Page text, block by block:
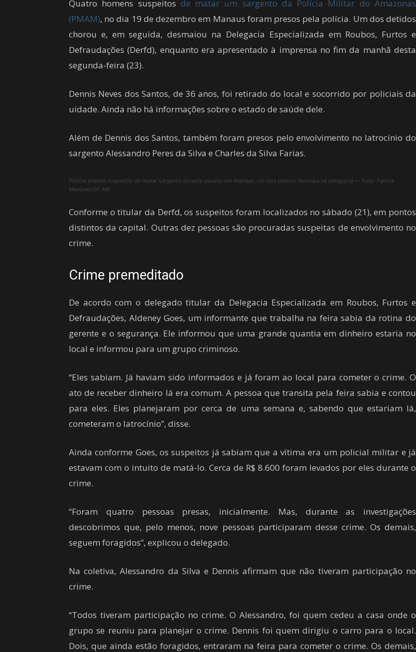
Notícia
Quatro homens suspeitos de matar um sargento da Polícia Militar do Amazonas
(PMAM), no dia 19 de dezembro em Manaus foram presos pela polícia. Um dos detidos
chorou e, em seguida, desmaiou na Delegacia Especializada em Roubos, Furtos e
Defraudações (Derfd), enquanto era apresentado à imprensa no fim da manhã desta
segunda-feira (23).
Dennis Neves dos Santos, de 36 anos, foi retirado do local e socorrido por policiais da
uidade. Ainda não há informações sobre o estado de saúde dele.
Além de Dennis dos Santos, também foram presos pelo envolvimento no latrocínio do
sargento Alessandro Peres da Silva e Charles da Silva Farias.
Polícia prende suspeitos de matar sargento durante assalto em Manaus; um dos presos desmaia na delegacia — Foto: Patrick
Marques/G1 AM
Conforme o titular da Derfd, os suspeitos foram localizados no sábado (21), em pontos
distintos da capital. Outras dez pessoas são procuradas suspeitas de envolvimento no
crime.
Crime premeditado
De acordo com o delegado titular da Delegacia Especializada em Roubos, Furtos e
Defraudações, Aldeney Goes, um informante que trabalha na feira sabia da rotina do
gerente e o segurança. Ele informou que uma grande quantia em dinheiro estaria no
local e informou para um grupo criminoso.
“Eles sabiam. Já haviam sido informados e já foram ao local para cometer o crime. O
ato de receber dinheiro lá era comum. A pessoa que transita pela feira sabia e contou
para eles. Eles planejaram por cerca de uma semana e, sabendo que estariam lá,
cometeram o latrocínio”, disse.
Ainda conforme Goes, os suspeitos já sabiam que a vítima era um policial militar e já
estavam com o intuito de matá-lo. Cerca de R$ 8.600 foram levados por eles durante o
crime.
“Foram quatro pessoas presas, inicialmente. Mas, durante as investigações
descobrimos que, pelo menos, nove pessoas participaram desse crime. Os demais,
seguem foragidos”, explicou o delegado.
Na coletiva, Alessandro da Silva e Dennis afirmam que não tiveram participação no
crime.
“Todos tiveram participação no crime. O Alessandro, foi quem cedeu a casa onde o
grupo se reuniu para planejar o crime. Dennis foi quem dirigiu o carro para o local.
Dois, que ainda estão foragidos, entraram na feira para cometer o crime. Os demais,